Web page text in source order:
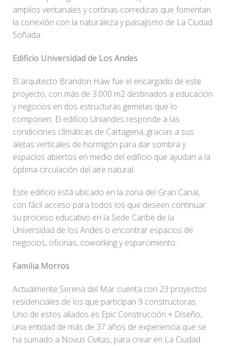
amplios ventanales y cortinas corredizas que fomentan
la conexión con la naturaleza y paisajismo de La Ciudad
Soñada.
Edificio Universidad de Los Andes
El arquitecto Brandon Haw fue el encargado de este
proyecto, con más de 3.000 m2 destinados a educación
y negocios en dos estructuras gemelas que lo
componen. El edificio Uniandes responde a las
condiciones climáticas de Cartagena, gracias a sus
aletas verticales de hormigón para dar sombra y
espacios abiertos en medio del edificio que ayudan a la
óptima circulación del aire natural.
Este edificio está ubicado en la zona del Gran Canal,
con fácil acceso para todos los que deseen continuar
su proceso educativo en la Sede Caribe de la
Universidad de los Andes o encontrar espacios de
negocios, oficinas, coworking y esparcimiento.
Familia Morros
Actualmente Serena del Mar cuenta con 23 proyectos
residenciales de los que participan 9 constructoras.
Uno de estos aliados es Epic Construcción + Diseño,
una entidad de más de 37 años de experiencia que se
ha sumado a Novus Civitas, para crear en La Ciudad